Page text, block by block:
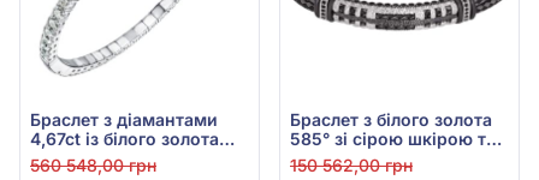
Браслет з діамантами
4,67ct із білого золота
585°, арт. Б7074/1S
560 548,00 грн
Браслет з білого золота
585° зі сірою шкірою та
чорним фіанітом, арт.
150 562,00 грн